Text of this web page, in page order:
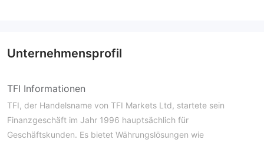
Unternehmensprofil
TFI Informationen
TFI, der Handelsname von TFI Markets Ltd, startete sein
Finanzgeschäft im Jahr 1996 hauptsächlich für
Geschäftskunden. Es bietet Währungslösungen wie